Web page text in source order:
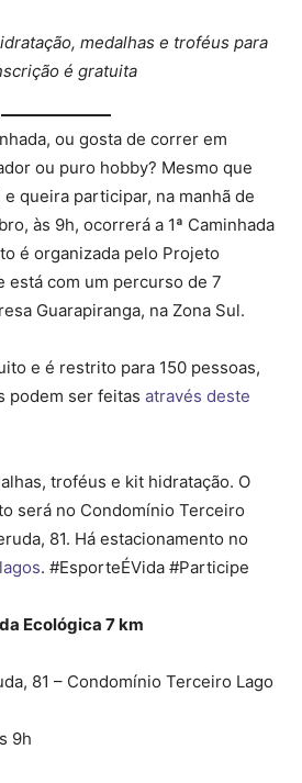
medalhas e troféus para
é gratuita
ou gosta de correr em
ou puro hobby? Mesmo que
queira participar, na manhã de
às 9h, ocorrerá a 1ª Caminhada
é organizada pelo Projeto
está com um percurso de 7
Guarapiranga, na Zona Sul.
e é restrito para 150 pessoas,
podem ser feitas através deste
troféus e kit hidratação. O
será no Condomínio Terceiro
81. Há estacionamento no
. #EsporteÉVida #Participe
Ecológica 7 km
81 – Condomínio Terceiro Lago
9h